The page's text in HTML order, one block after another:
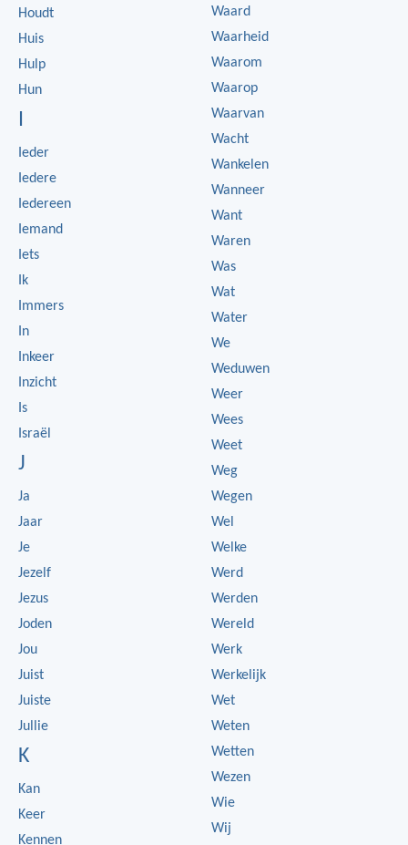
Houdt
Huis
Hulp
Hun
I
Ieder
Iedere
Iedereen
Iemand
Iets
Ik
Immers
In
Inkeer
Inzicht
Is
Israël
J
Ja
Jaar
Je
Jezelf
Jezus
Joden
Jou
Juist
Juiste
Jullie
K
Kan
Keer
Kennen
Waard
Waarheid
Waarom
Waarop
Waarvan
Wacht
Wankelen
Wanneer
Want
Waren
Was
Wat
Water
We
Weduwen
Weer
Wees
Weet
Weg
Wegen
Wel
Welke
Werd
Werden
Wereld
Werk
Werkelijk
Wet
Weten
Wetten
Wezen
Wie
Wij